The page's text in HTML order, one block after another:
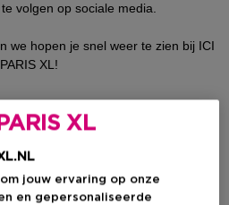
volgen op sociale media.
we hopen je snel weer te zien bij ICI
PARIS XL!
en geschenksets.
XL
jouw ervaring op onze
en gepersonaliseerde